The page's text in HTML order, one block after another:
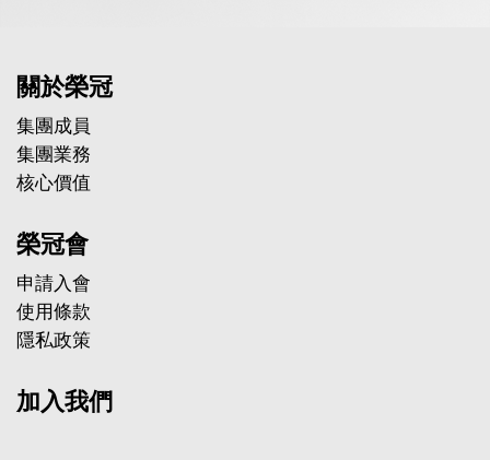
關於榮冠
集團成員
集團業務
核心價值
榮冠會
申請入會
使用條款
隱私政策
加入我們